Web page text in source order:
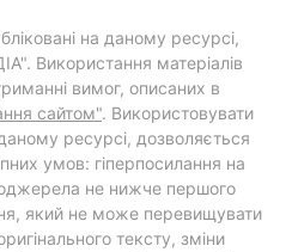
на даному ресурсі,
Використання матеріалів
вимог, описаних в
сайтом". Використовувати
ресурсі, дозволяється
умов: гіперпосилання на
не нижче першого
який не може перевищувати
тексту, зміни